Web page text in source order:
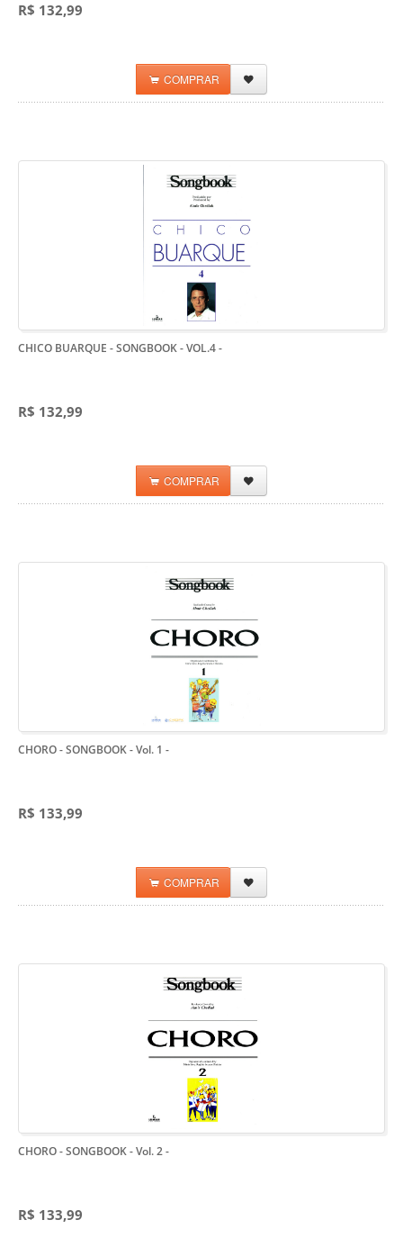
R$ 132,99
COMPRAR
CHICO BUARQUE - SONGBOOK - VOL.4-
R$ 132,99
COMPRAR
CHORO - SONGBOOK - Vol. 1 -
R$ 133,99
COMPRAR
CHORO - SONGBOOK - Vol. 2-
R$ 133,99